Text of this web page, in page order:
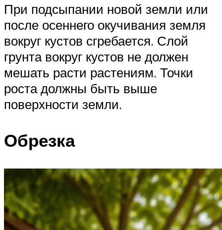
При подсыпании новой земли или
после осеннего окучивания земля
вокруг кустов сгребается. Слой
грунта вокруг кустов не должен
мешать расти растениям. Точки
роста должны быть выше
поверхности земли.
Обрезка